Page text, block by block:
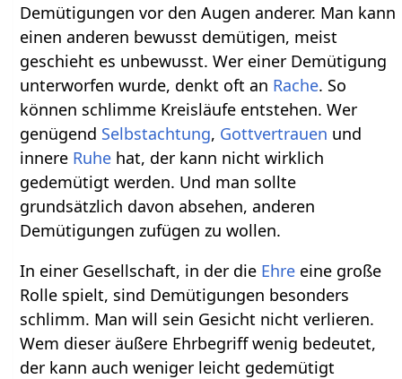
Demütigungen vor den Augen anderer. Man kann
einen anderen bewusst demütigen, meist
geschieht es unbewusst. Wer einer Demütigung
unterworfen wurde, denkt oft an Rache. So
können schlimme Kreisläufe entstehen. Wer
genügend Selbstachtung, Gottvertrauen und
innere Ruhe hat, der kann nicht wirklich
gedemütigt werden. Und man sollte
grundsätzlich davon absehen, anderen
Demütigungen zufügen zu wollen.
In einer Gesellschaft, in der die Ehre eine große
Rolle spielt, sind Demütigungen besonders
schlimm. Man will sein Gesicht nicht verlieren.
Wem dieser äußere Ehrbegriff wenig bedeutet,
der kann auch weniger leicht gedemütigt